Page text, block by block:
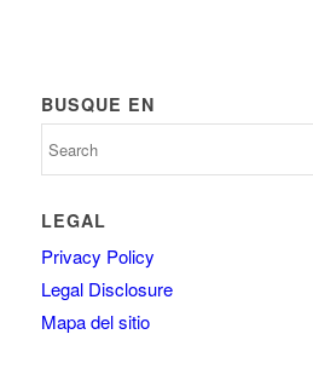
BUSQUE EN
LEGAL
Privacy Policy
Legal Disclosure
Mapa del sitio